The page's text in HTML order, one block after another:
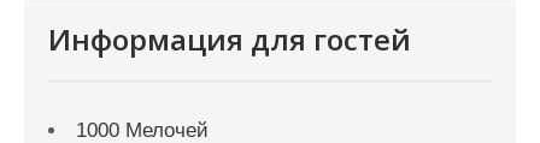
Информация для гостей
1000 Мелочей